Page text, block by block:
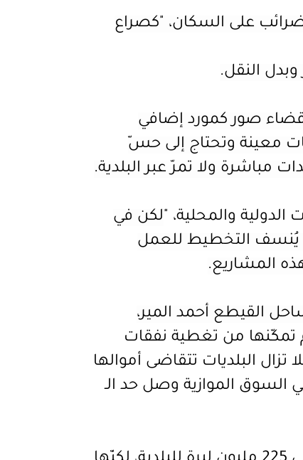
على السكان، "كصراع
النقل.
قضاء صور كمورد إضافي
معينة وتحتاج إلى حسّ
مباشرة ولا تمرّ عبر البلدية.
الدولية والمحلية، " لكن في
يُنسف التخطيط للعمل
المشاريع.
القيطع أحمد المير،
تمكّنها من تغطية نفقات
البلديات تتقاضى أموالها
في السوق الموازية وصل حد الـ